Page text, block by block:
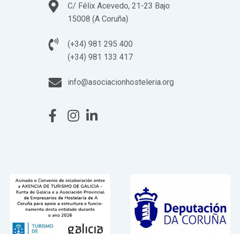
C/ Félix Acevedo, 21-23 Bajo
15008 (A Coruña)
(+34) 981 295 400
(+34) 981 133 417
info@asociacionhosteleria.org